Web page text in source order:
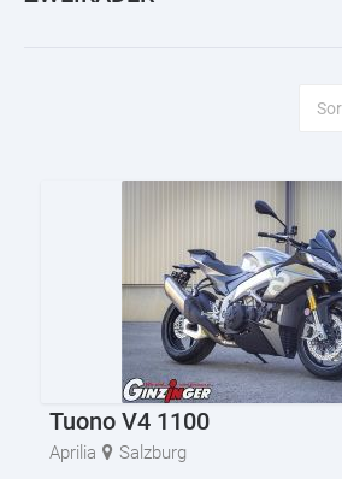
Tuono V4 1100
Aprilia
Salzburg